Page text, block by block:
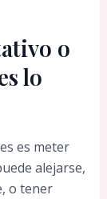
o
lo
es meter
alejarse,
o tener